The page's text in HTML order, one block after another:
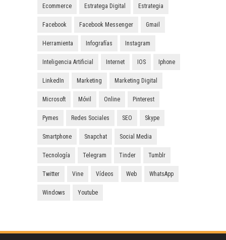
Ecommerce Estratega Digital Estrategia
Facebook Facebook Messenger Gmail
Herramienta Infografías Instagram
Inteligencia Artificial Internet IOS Iphone
LinkedIn Marketing Marketing Digital
Microsoft Móvil Online Pinterest
Pymes Redes Sociales SEO Skype
Smartphone Snapchat Social Media
Tecnología Telegram Tinder Tumblr
Twitter Vine Vídeos Web WhatsApp
Windows Youtube